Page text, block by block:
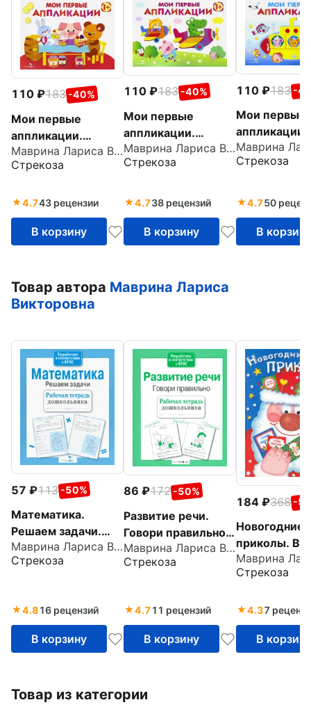
110 183 -40%
Мои первые
аппликации.
Первое
творчество.
Маврина Лариса Викторовна
Стрекоза
4.743 рецензии
В корзину
110 183 -40%
Мои первые
аппликации.
Первое
творчество.
Маврина Лариса Викторовна
Стрекоза
4.738 рецензий
В корзину
110 183 -
Мои первые
аппликации.
Первое
творчество.
Стрекоза
4.750
В корзину
Товар автора Маврина Лариса
Викторовна
57 113 -50%
Математика.
Решаем задачи.
Рабочая тетрадь
дошкольника.
Маврина Лариса Викторовна
Стрекоза
4.816 рецензий
В корзину
86 172 -50%
Развитие речи.
Говори правильно.
Рабочая тетрадь
дошкольника.
Маврина Лариса Викторовна
Стрекоза
4.711 рецензий
В корзину
184 368 -
Новогодние
приколы.
Стрекоза
4.37
В корзину
Товар из категории